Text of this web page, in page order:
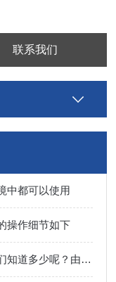
联系我们
中都可以使用
操作细节如下
玻璃钢百叶箱的设备结构及特征你们知道多少呢？由我一一道来！